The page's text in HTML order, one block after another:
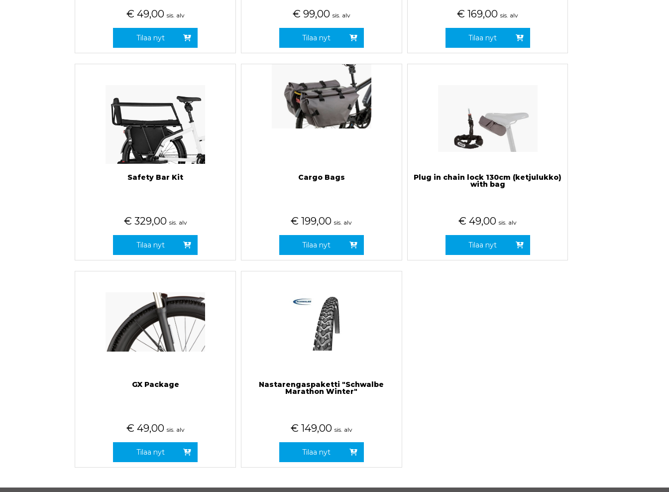
€ 49,00 sis. alv
Tilaa nyt
€ 99,00 sis. alv
Tilaa nyt
€ 169,00 sis. alv
Tilaa nyt
Safety Bar Kit
€ 329,00 sis. alv
Tilaa nyt
Cargo Bags
€ 199,00 sis. alv
Tilaa nyt
Plug in chain lock 130cm (ketjulukko)
with bag
€ 49,00 sis. alv
Tilaa nyt
GX Package
€ 49,00 sis. alv
Tilaa nyt
Nastarengaspaketti "Schwalbe
Marathon Winter"
€ 149,00 sis. alv
Tilaa nyt